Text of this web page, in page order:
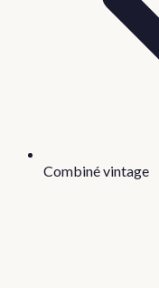
Combiné vintage